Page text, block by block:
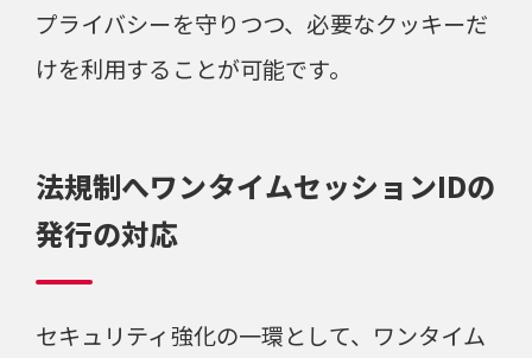
プライバシーを守りつつ、必要なクッキーだ
けを利用することが可能です。
法規制へワンタイムセッションIDの
発行の対応
セキュリティ強化の一環として、ワンタイム